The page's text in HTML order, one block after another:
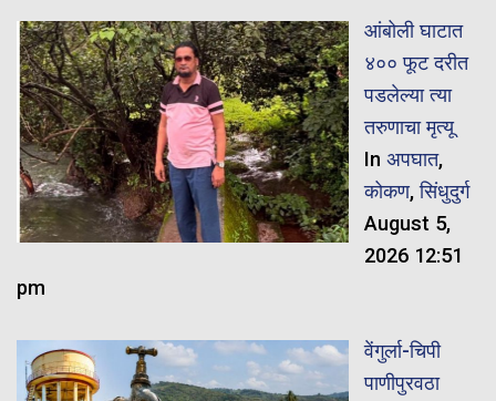
आंबोली घाटात
४०० फूट दरीत
पडलेल्या त्या
तरुणाचा मृत्यू
In अपघात,
कोकण,सिंधुदुर्ग
August 5,
2026 12:51
pm
वेंगुर्ला-चिपी
पाणीपुरवठा